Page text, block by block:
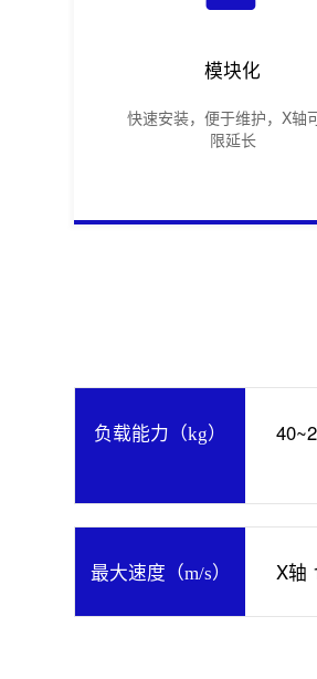
模块化
快速安装，便于维护，X轴
限延长
负载能力（kg）
最大速度（m/s） X轴